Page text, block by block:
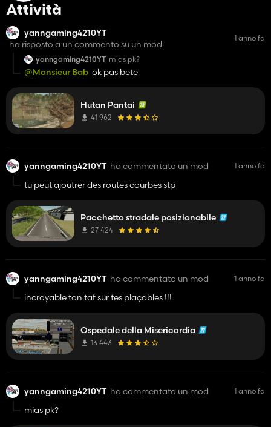
Attività
yanngaming4210YT
ha risposto a un commento su un mod
1 anno fa
yanngaming4210YT mias pk?
@Monsieur Bab ok pas bete
Hutan Pantai
41 962
yanngaming4210YT ha commentato un mod 1 anno fa
tu peut ajoutrer des routes courbes stp
Pacchetto stradale posizionabile
27 424
yanngaming4210YT ha commentato un mod 1 anno fa
incroyable ton taf sur tes plaçables !!!
Ospedale della Misericordia
13 443
yanngaming4210YT ha commentato un mod 1 anno fa
mias pk?